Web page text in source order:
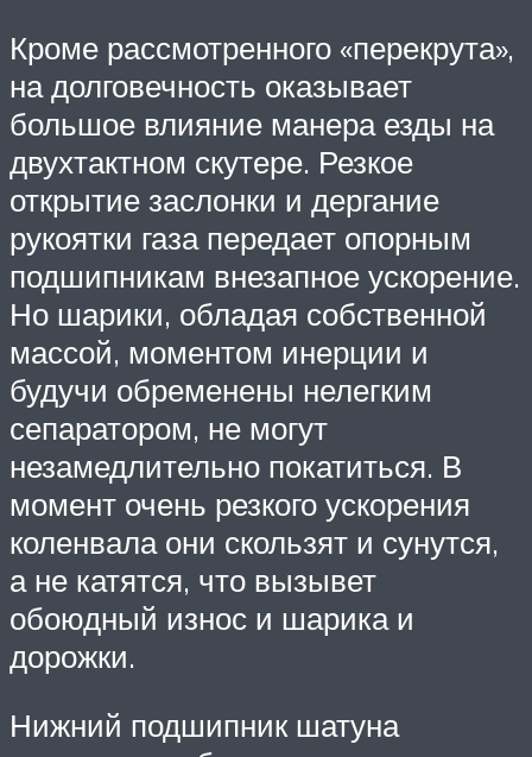
Кроме рассмотренного «перекрута»,
на долговечность оказывает
большое влияние манера езды на
двухтактном скутере. Резкое
открытие заслонки и дергание
рукоятки газа передает опорным
подшипникам внезапное ускорение.
Но шарики, обладая собственной
массой, моментом инерции и
будучи обременены нелегким
сепаратором, не могут
незамедлительно покатиться. В
момент очень резкого ускорения
коленвала они скользят и сунутся,
а не катятся, что вызывет
обоюдный износ и шарика и
дорожки.
Нижний подшипник шатуна